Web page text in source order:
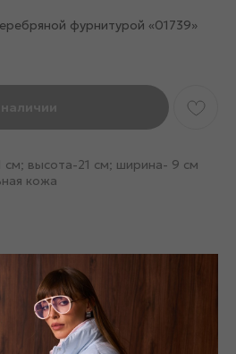
фурнитурой «01739»
см; высота-21 см; ширина- 9 см
кожа